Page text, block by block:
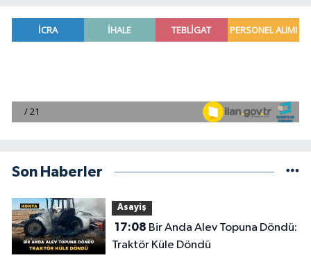
Son Haberler
Asayiş
17:08
Traktör Küle Döndü